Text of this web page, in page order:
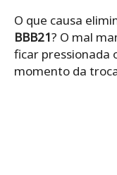
O que causa
BBB21? O mal
ficar pressionada
momento da